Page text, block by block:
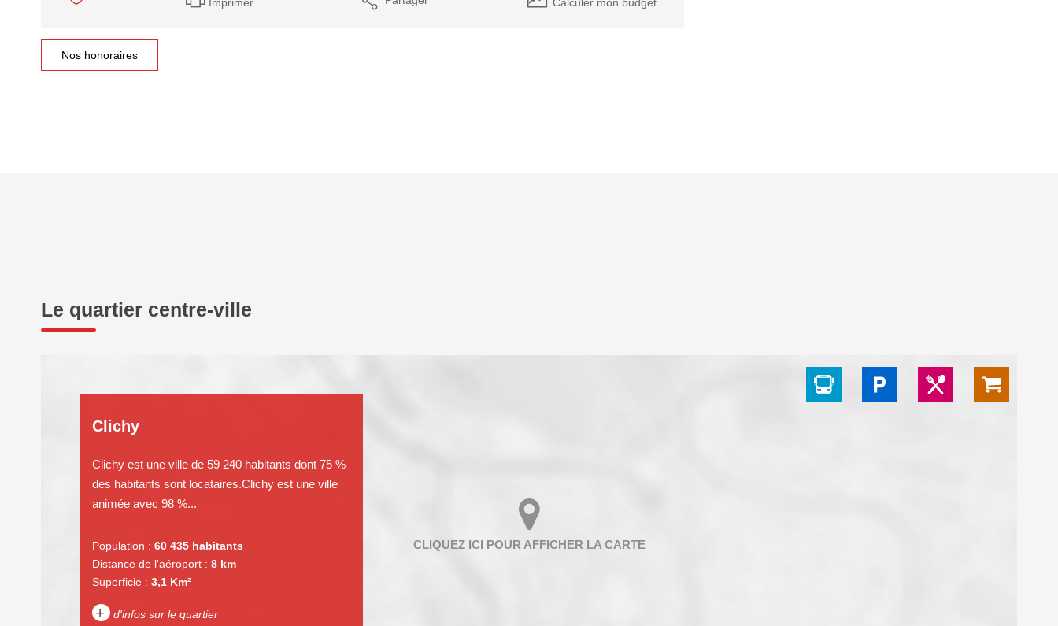
Nos honoraires
Le quartier centre-ville
Clichy
Clichy est une ville de 59 240 habitants dont 75 %
des habitants sont locataires.Clichy est une ville
animée avec 98 %...
Population : 60 435 habitants
Distance de l'aéroport : 8 km
Superficie : 3,1 Km²
+ d'infos sur le quartier